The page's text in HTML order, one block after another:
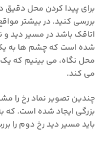
برای پیدا کردن محل دقیق
بررسی کنید. در بیشتر
اتاقک باشد در مسیر دید
شده است که چشم ها به یک
محل نگاه، می بینیم که یک
می کند.
چندین تصویر نماد رخ را
بزرگی ایجاد شده است. که
باید مسیر دید رخ دوم را